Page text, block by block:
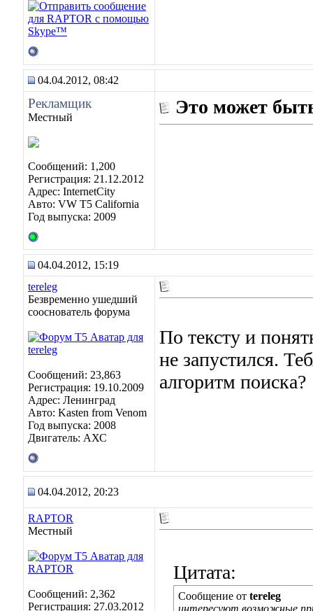
04.04.2012, 08:42
Рекламщик
Местный
Сообщений: 1,200
Регистрация: 21.12.2012
Адрес: InternetCity
Авто: VW T5 California
Год выпуска: 2009
Это может
04.04.2012, 15:19
tereleg
Безвременно ушедший
сооснователь форума
Сообщений: 23,863
Регистрация: 19.10.2009
Адрес: Ленинград
Авто: Kasten from Venom
Год выпуска: 2008
Двигатель: АХС
По тексту и
не запустился.
алгоритм поиска?
04.04.2012, 20:23
RAPTOR
Местный
Сообщений: 2,362
Регистрация: 27.03.2012
Цитата:
Сообщение от tereleg
интересуют возможные